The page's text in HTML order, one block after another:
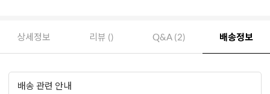
상세정보 리뷰 () Q&A (2) 배송정보
배송 관련 안내